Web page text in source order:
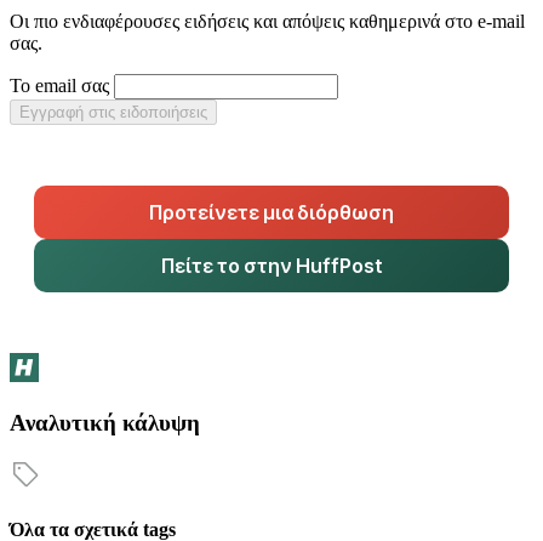
Οι πιο ενδιαφέρουσες ειδήσεις και απόψεις καθημερινά στο e-mail
σας.
Το email σας
Εγγραφή στις ειδοποιήσεις
Προτείνετε μια διόρθωση
Πείτε το στην HuffPost
Αναλυτική κάλυψη
Όλα τα σχετικά tags